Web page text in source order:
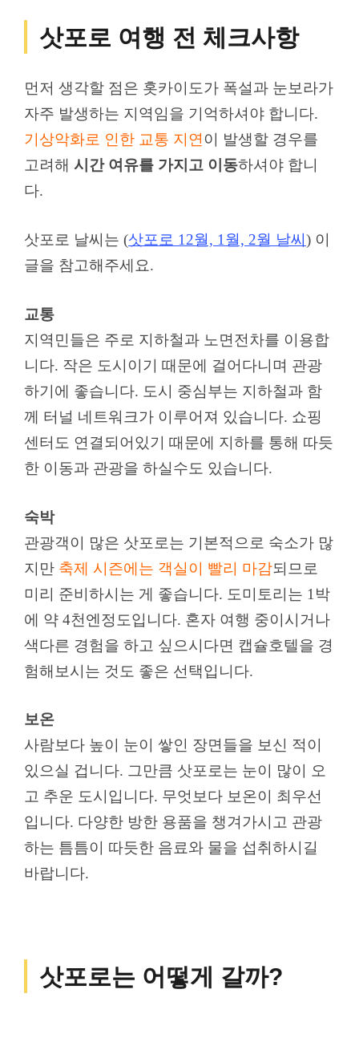
삿포로 여행 전 체크사항
먼저 생각할 점은 홋카이도가 폭설과 눈보라가
자주 발생하는 지역임을 기억하셔야 합니다.
기상악화로 인한 교통 지연 이 발생할 경우를
고려해 시간 여유를 가지고 이동하셔야 합니
다.
삿포로 날씨는 (삿포로 12월, 1월, 2월 날씨) 이
글을 참고해주세요.
교통
지역민들은 주로 지하철과 노면전차를 이용합
니다. 작은 도시이기 때문에 걸어다니며 관광
하기에 좋습니다. 도시 중심부는 지하철과 함
께 터널 네트워크가 이루어져 있습니다. 쇼핑
센터도 연결되어있기 때문에 지하를 통해 따듯
한 이동과 관광을 하실수도 있습니다.
숙박
관광객이 많은 삿포로는 기본적으로 숙소가 많
지만 축제 시즌에는 객실이 빨리 마감되므로
미리 준비하시는 게 좋습니다. 도미토리는 1박
에 약 4천엔정도입니다. 혼자 여행 중이시거나
색다른 경험을 하고 싶으시다면 캡슐호텔을 경
험해보시는 것도 좋은 선택입니다.
보온
사람보다 높이 눈이 쌓인 장면들을 보신 적이
있으실 겁니다. 그만큼 삿포로는 눈이 많이 오
고 추운 도시입니다. 무엇보다 보온이 최우선
입니다. 다양한 방한 용품을 챙겨가시고 관광
하는 틈틈이 따듯한 음료와 물을 섭취하시길
바랍니다.
삿포로는 어떻게 갈까?